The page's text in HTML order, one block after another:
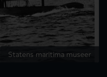
Statens maritima museer